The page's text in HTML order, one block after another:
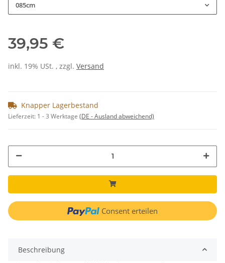
085cm
39,95 €
inkl. 19% USt. , zzgl. Versand
Knapper Lagerbestand
Lieferzeit: 1 - 3 Werktage (DE - Ausland abweichend)
Consent erteilen
Beschreibung